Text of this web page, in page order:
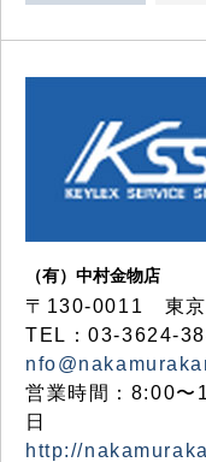
（有）中村金物店
〒130-0011 東京
TEL：03-3624-
営業時間：8:00〜
日
http://